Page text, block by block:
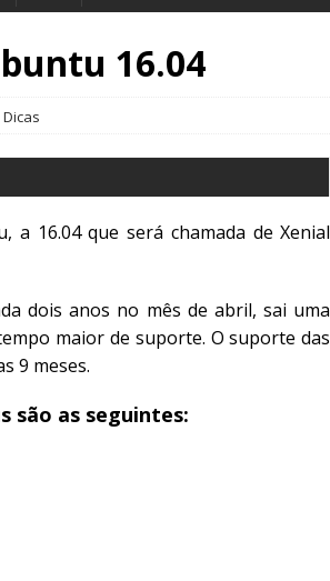
16.04
Dicas
16.04 que será chamada de Xenial
dois anos no mês de abril, sai uma
maior de suporte. O suporte das
9 meses.
são as seguintes: